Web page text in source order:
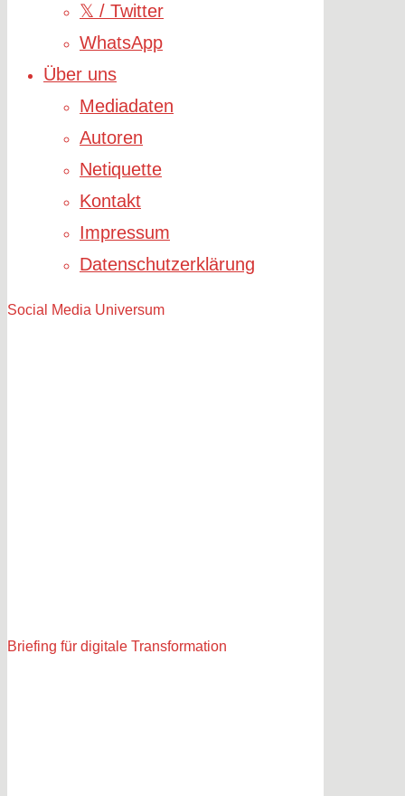
𝕏 / Twitter
WhatsApp
Über uns
Mediadaten
Autoren
Netiquette
Kontakt
Impressum
Datenschutzerklärung
Social Media Universum
Briefing für digitale Transformation